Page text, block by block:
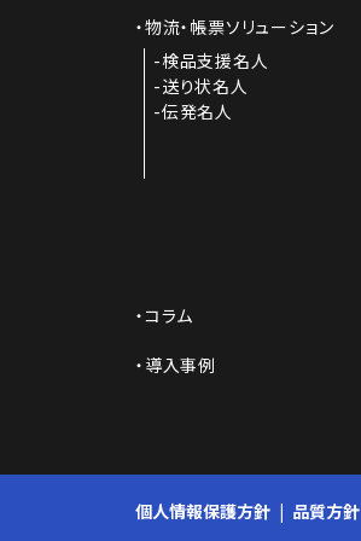
物流・帳票ソリューション
検品支援名人
送り状名人
伝発名人
コラム
導入事例
個人情報保護方針 品質方針